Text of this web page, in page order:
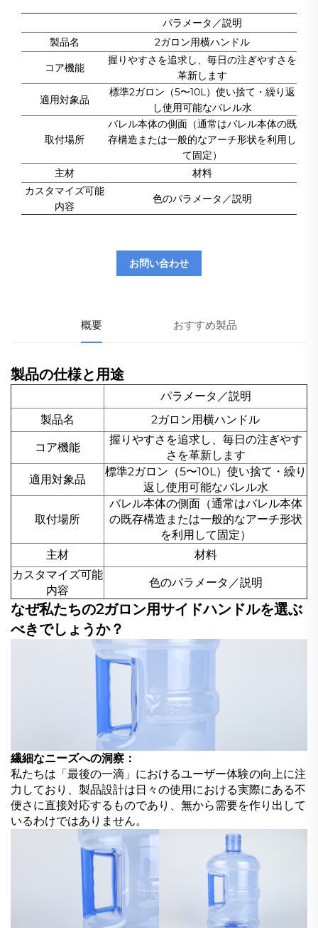
パラメータ／説明
製品名
2ガロン用横ハンドル
コア機能
握りやすさを追求し、毎日の注ぎやすさを
革新します
適用対象品
標準2ガロン（5〜10L）使い捨て・繰り返
し使用可能なバレル水
取付場所
バレル本体の側面（通常はバレル本体の既
存構造または一般的なアーチ形状を利用し
て固定）
主材
材料
カスタマイズ可能
内容
色のパラメータ／説明
お問い合わせ
概要 おすすめ製品
製品の仕様と用途
パラメータ／説明
製品名
2ガロン用横ハンドル
コア機能
握りやすさを追求し、毎日の注ぎやす
さを革新します
適用対象品
標準2ガロン（5〜10L）使い捨て・繰り
返し使用可能なバレル水
取付場所
バレル本体の側面（通常はバレル本体
の既存構造または一般的なアーチ形状
を利用して固定）
主材
材料
カスタマイズ可能
内容
色のパラメータ／説明
なぜ私たちの2ガロン用サイドハンドルを選ぶ
べきでしょうか？
繊細なニーズへの洞察：
私たちは「最後の一滴」におけるユーザー体験の向上に注
力しており、製品設計は日々の使用における実際にある不
便さに直接対応するものであり、無から需要を作り出して
いるわけではありません。